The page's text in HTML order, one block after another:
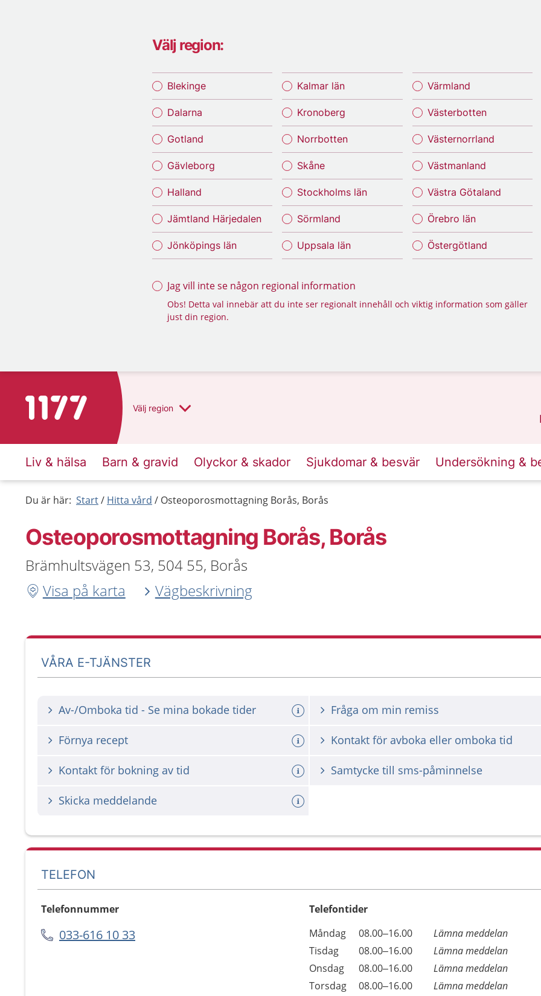
Välj region:
Blekinge
Dalarna
Gotland
Gävleborg
Halland
Jämtland Härjedalen
Jönköpings län
Kalmar län
Kronoberg
Norrbotten
Skåne
Stockholms län
Sörmland
Uppsala län
Värmland
Västerbotten
Västernorrland
Västmanland
Västra Götaland
Örebro län
Östergötland
Jag vill inte se någon regional information
Obs! Detta val innebär att du inte ser regionalt innehåll och viktig information som gäller
just din region.
Till startsidan för 1177 Välj region
Liv & hälsa Barn & gravid Olyckor & skador Sjukdomar & besvär Undersökning &
Du är här: Start Hitta vård Osteoporosmottagning Borås, Borås
Osteoporosmottagning Borås, Borås
Brämhultsvägen 53, 504 55, Borås
Visa på karta
Vägbeskrivning
VÅRA E-TJÄNSTER
Av-/Omboka tid - Se mina bokade tider Fråga om min remiss
Förnya recept Kontakt för avboka eller omboka tid
Kontakt för bokning av tid Samtycke till sms-påminnelse
Skicka meddelande
TELEFON
Telefonnummer
033-616 10 33
Telefontider
Dag
Öppettider
Kommentarer
Måndag 08.00–16.00
Lämna meddelan
Tisdag
08.00–16.00
Lämna meddelan
Onsdag
08.00–16.00
Lämna meddelan
Torsdag
08.00–16.00
Lämna meddelan